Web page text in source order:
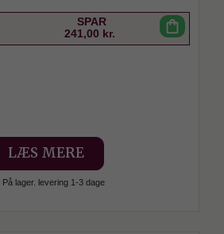
SPAR
241,00 kr.
shopping_bag
LÆS MERE
På lager. levering 1-3 dage